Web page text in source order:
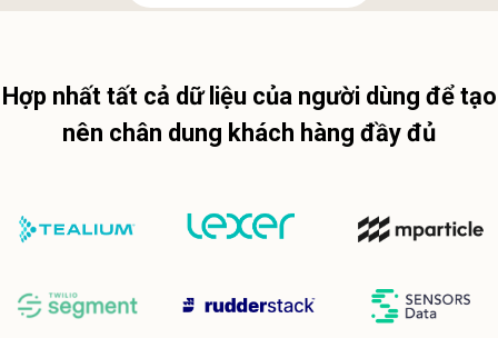
Hợp nhất tất cả dữ liệu của người dùng để tạo
nên chân dung khách hàng đầy đủ